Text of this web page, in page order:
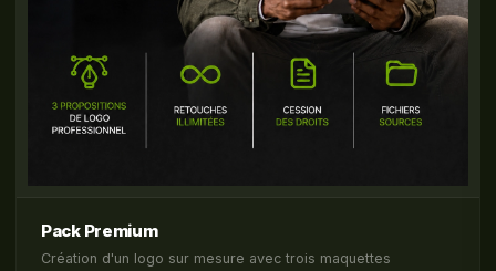
Pack Premium
Création d'un logo sur mesure avec trois maquettes